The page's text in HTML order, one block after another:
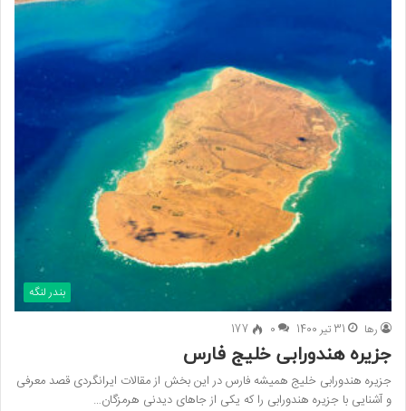
بندر لنگه
رها 31 تیر 1400 0
177
جزیره هندورابی خلیج فارس
جزیره هندورابی خلیج همیشه فارس در این بخش از مقالات ایرانگردی قصد معرفی
و آشنایی با جزیره هندورابی را که یکی از جاهای دیدنی هرمزگان…